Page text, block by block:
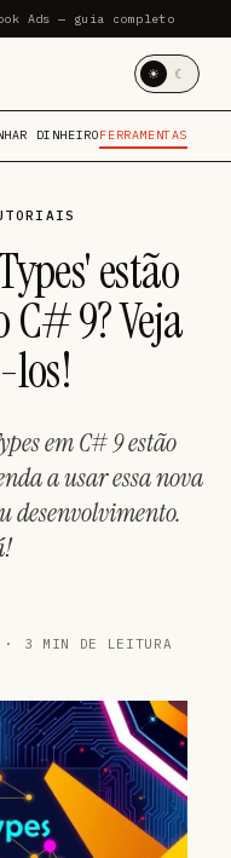
Ads — guia completo
☀ ☾
DINHEIROFERRAMENTAS
estão
9? Veja
los!
em C# 9 estão
a usar essa nova
desenvolvimento.
· 3 MIN DE LEITURA